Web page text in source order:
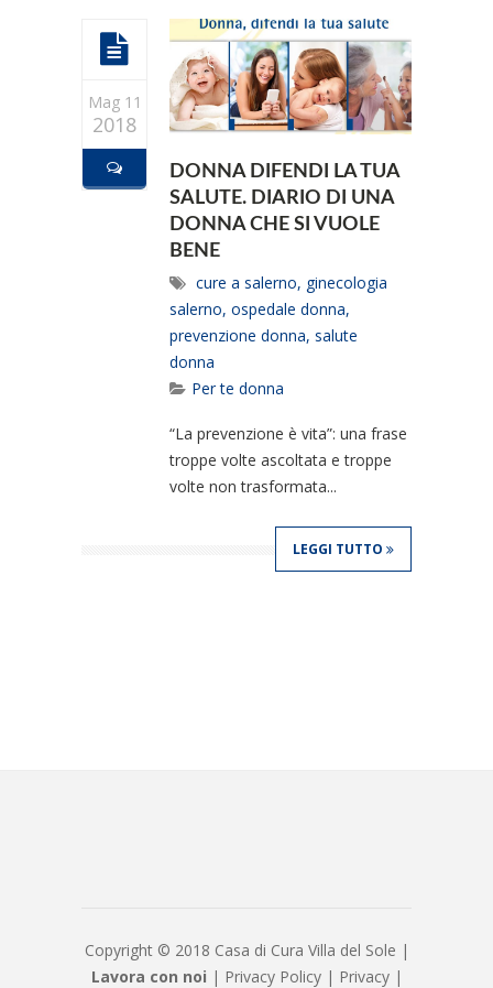
Mag 11
2018
DONNA DIFENDI LA TUA
SALUTE. DIARIO DI UNA
DONNA CHE SI VUOLE
BENE
cure a salerno, ginecologia
salerno, ospedale donna,
prevenzione donna, salute
donna
Per te donna
“La prevenzione è vita”: una frase
troppe volte ascoltata e troppe
volte non trasformata...
LEGGI TUTTO
Copyright © 2018 Casa di Cura Villa del Sole |
Lavora con noi | Privacy Policy| Privacy|